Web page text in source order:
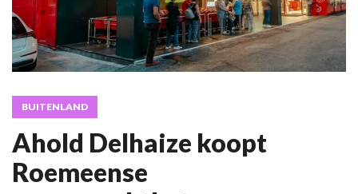
BUITENLAND
Ahold Delhaize koopt
Roemeense